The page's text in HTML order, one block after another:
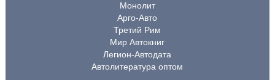
Монолит
Арго-Авто
Третий Рим
Мир Автокниг
Легион-Автодата
Автолитература оптом